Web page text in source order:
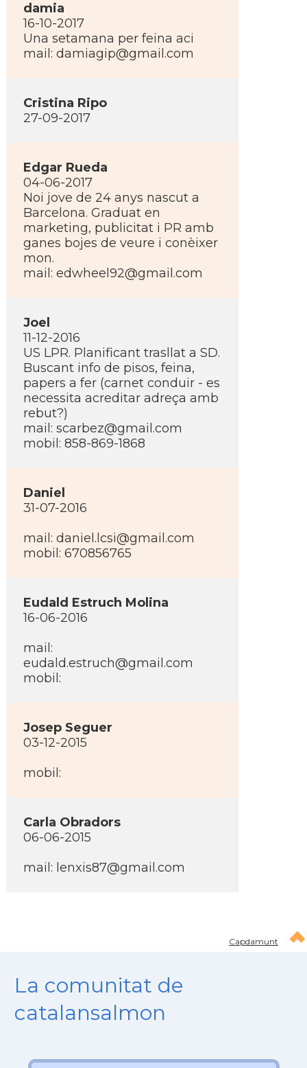
damia
16-10-2017
Una setamana per feina aci
mail: damiagip@gmail.com
Cristina Ripo
27-09-2017
Edgar Rueda
04-06-2017
Noi jove de 24 anys nascut a
Barcelona. Graduat en
marketing, publicitat i PR amb
ganes bojes de veure i conèixer
mon.
mail: edwheel92@gmail.com
Joel
11-12-2016
US LPR. Planificant trasllat a SD.
Buscant info de pisos, feina,
papers a fer (carnet conduir - es
necessita acreditar adreça amb
rebut?)
mail: scarbez@gmail.com
mobil: 858-869-1868
Daniel
31-07-2016
mail: daniel.lcsi@gmail.com
mobil: 670856765
Eudald Estruch Molina
16-06-2016
mail:
eudald.estruch@gmail.com
mobil:
Josep Seguer
03-12-2015
mobil:
Carla Obradors
06-06-2015
mail: lenxis87@gmail.com
Capdamunt
La comunitat de
catalansalmon